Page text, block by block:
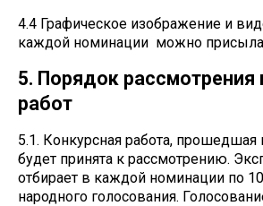
4.4 Графическое изображение и
каждой номинации можно
5. Порядок рассмотрения
работ
5.1. Конкурсная работа,
будет принята к рассмотрению.
отбирает в каждой номинации по
народного голосования.